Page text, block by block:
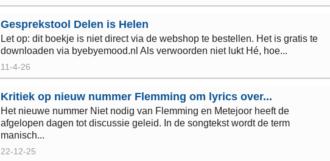
Gesprekstool Delen is Helen
Let op: dit boekje is niet direct via de webshop te bestellen. Het is gratis te
downloaden via byebyemood.nl Als verwoorden niet lukt Hé, hoe...
11-4-26
Kritiek op nieuw nummer Flemming om lyrics over...
Het nieuwe nummer Niet nodig van Flemming en Metejoor heeft de
afgelopen dagen tot discussie geleid. In de songtekst wordt de term
manisch...
22-12-25